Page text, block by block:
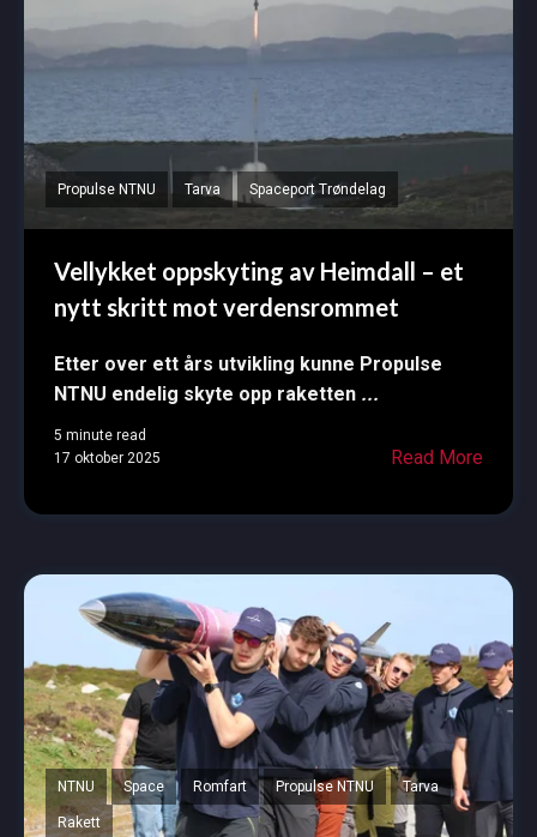
Propulse NTNU Tarva Spaceport Trøndelag
Vellykket oppskyting av Heimdall – et
nytt skritt mot verdensrommet
Etter over ett års utvikling kunne Propulse
NTNU endelig skyte opp raketten ...
5 minute read
17 oktober 2025
Read More
NTNU Space Romfart Propulse NTNU Tarva
Rakett